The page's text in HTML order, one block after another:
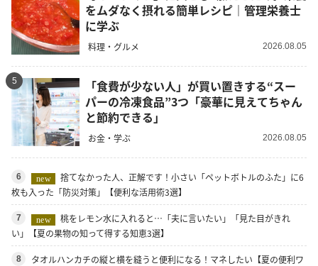
をムダなく摂れる簡単レシピ｜管理栄養士
に学ぶ
料理・グルメ 2026.08.05
5
「食費が少ない人」が買い置きする“スー
パーの冷凍食品”3つ「豪華に見えてちゃん
と節約できる」
お金・学ぶ 2026.08.05
6 new
捨てなかった人、正解です！小さい「ペットボトルのふた」に6
枚も入った「防災対策」【便利な活用術3選】
7 new
桃をレモン水に入れると…「夫に言いたい」「見た目がきれ
い」【夏の果物の知って得する知恵3選】
8
タオルハンカチの縦と横を縫うと便利になる！マネしたい【夏の便利ワ